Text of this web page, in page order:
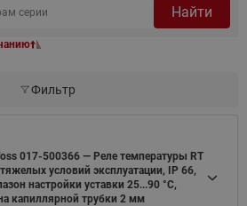
Найти
Фильтр
017-500366 — Реле температуры RT
условий эксплуатации, IP 66,
настройки уставки 25...90 °C,
капиллярной трубки 2 мм